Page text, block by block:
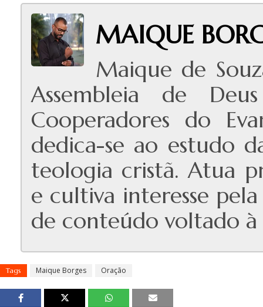
MAIQUE
Maique de
Assembleia de
Cooperadores do
dedica-se ao estudo
teologia cristã. Atua
e cultiva interesse
de conteúdo voltado à
Tags Maique Borges Oração